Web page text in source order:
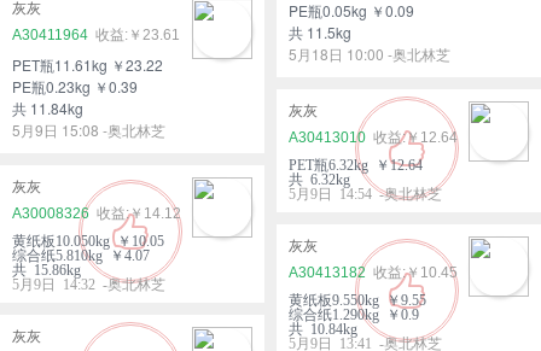
PE瓶0.05kg ￥0.09
共 11.5kg
5月18日 10:00 -奥北林芝
灰灰
A30411964
￥23.61
PET瓶11.61kg ￥23.22
PE瓶0.23kg ￥0.39
共 11.84kg
5月9日 15:08 -奥北林芝
灰灰
A30413010
￥12.64
PET瓶6.32kg ￥12.64
共 6.32kg
5月9日 14:54 -奥北林芝
灰灰
A30008326
￥14.12
黄纸板10.050kg ￥10.05
综合纸5.810kg ￥4.07
共 15.86kg
5月9日 14:32 -奥北林芝
灰灰
A30413182
￥10.45
黄纸板9.550kg ￥9.55
综合纸1.290kg ￥0.9
共 10.84kg
5月9日 13:41 -奥北林芝
灰灰